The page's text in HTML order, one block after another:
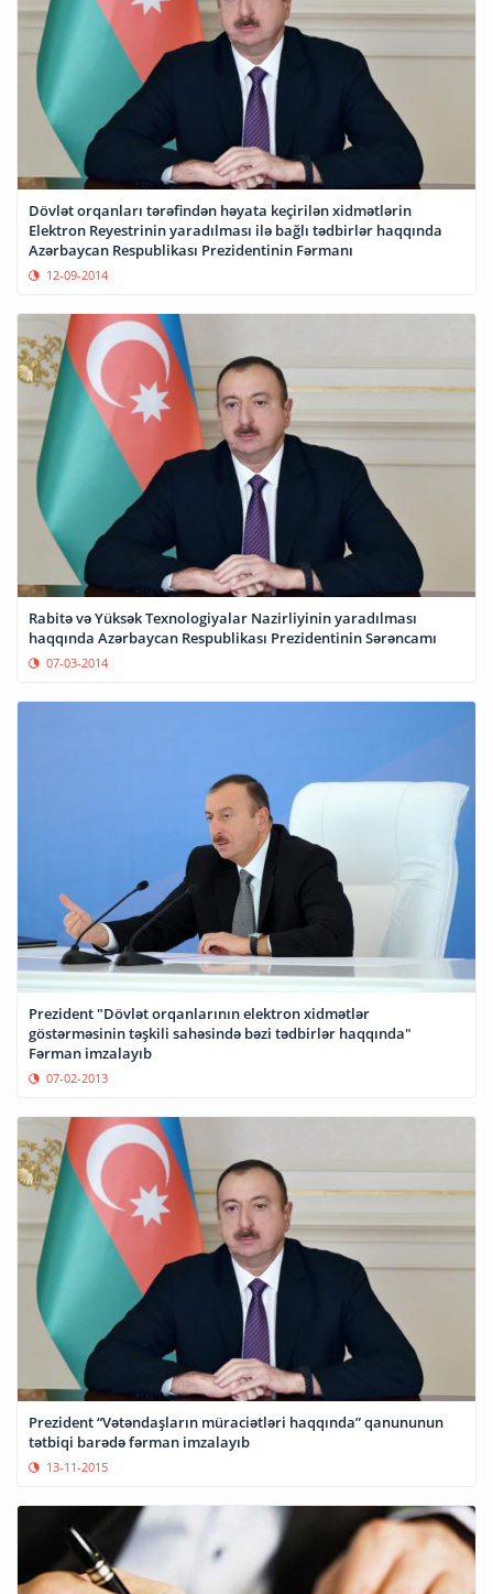
Dövlət orqanları tərəfindən həyata keçirilən xidmətlərin
Elektron Reyestrinin yaradılması ilə bağlı tədbirlər haqqında
Azərbaycan Respublikası Prezidentinin Fərmanı
12-09-2014
Rabitə və Yüksək Texnologiyalar Nazirliyinin yaradılması
haqqında Azərbaycan Respublikası Prezidentinin Sərəncamı
07-03-2014
Prezident "Dövlət orqanlarının elektron xidmətlər
göstərməsinin təşkili sahəsində bəzi tədbirlər haqqında"
Fərman imzalayıb
07-02-2013
Prezident “Vətəndaşların müraciətləri haqqında” qanununun
tətbiqi barədə fərman imzalayıb
13-11-2015